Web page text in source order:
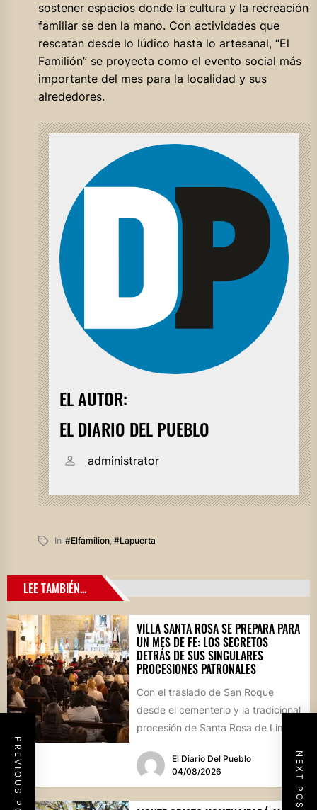
sostener espacios donde la cultura y la recreación
familiar se den la mano. Con actividades que
rescatan desde lo lúdico hasta lo artesanal, “El
Familión” se proyecta como el evento social más
importante del mes para la localidad y sus
alrededores.
EL AUTOR:
EL DIARIO DEL PUEBLO
administrator
In #elfamilion, #lapuerta
PREVIOUS POST NEXT POST
LEE TAMBIÉN...
VILLA SANTA ROSA SE PREPARA PARA
UN MES DE FE: LOS SECRETOS
DETRÁS DE SUS SINGULARES
PROCESIONES PATRONALES
Con el traslado de San Roque
desde el cementerio y la tradicional
procesión de Santa Rosa de Lima,
El Diario Del Pueblo
04/08/2026